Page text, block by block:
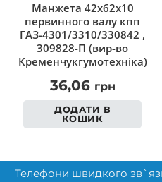
Манжета 42х62х10
первинного валу кпп
ГАЗ-4301/3310/330842 ,
309828-П (вир-во
Кременчукгумотехніка)
36,06 грн
ДОДАТИ В
КОШИК
Телефони швидкого